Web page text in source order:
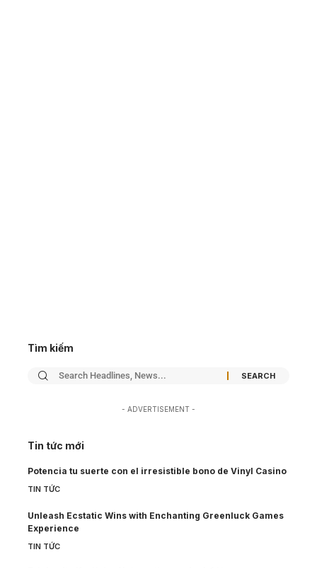
Tìm kiếm
- ADVERTISEMENT -
Tin tức mới
Potencia tu suerte con el irresistible bono de Vinyl Casino
TIN TỨC
Unleash Ecstatic Wins with Enchanting Greenluck Games
Experience
TIN TỨC